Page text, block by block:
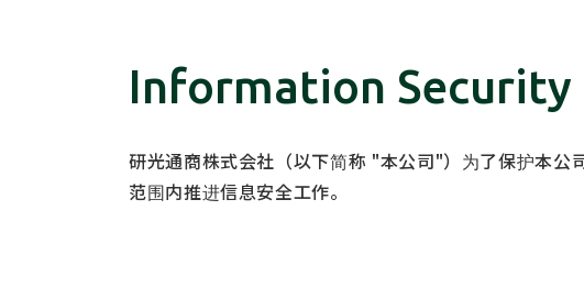
Information Security
研光通商株式会社（以下简称 "本公司"）为了保护本公
范围内推进信息安全工作。